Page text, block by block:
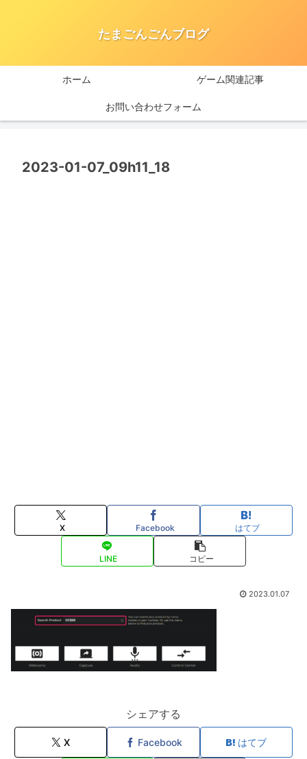
たまごんごんブログ
ホーム ゲーム関連記事
お問い合わせフォーム
2023-01-07_09h11_18
X Facebook はてブ
LINE コピー
2023.01.07
シェアする
X Facebook はてブ